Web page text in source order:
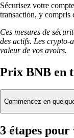
Sécurisez votre
transaction, y
Ces mesures de
des actifs. Les crypto-
valeur de vos avoirs.
Prix BNB en
Commencez en
3 étapes